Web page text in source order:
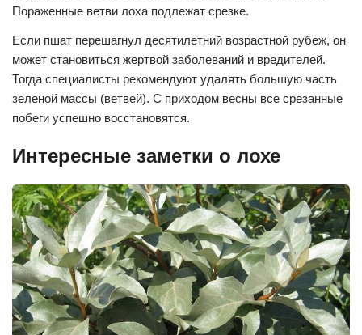
Пораженные ветви лоха подлежат срезке.
Если пшат перешагнул десятилетний возрастной рубеж, он
может становиться жертвой заболеваний и вредителей.
Тогда специалисты рекомендуют удалять большую часть
зеленой массы (ветвей). С приходом весны все срезанные
побеги успешно восстановятся.
Интересные заметки о лохе